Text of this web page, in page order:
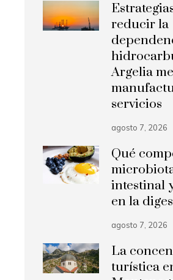
reducir la
Argelia
servicios
agosto 7, 2026
Qué
intestinal
en la
agosto 7, 2026
La
turística